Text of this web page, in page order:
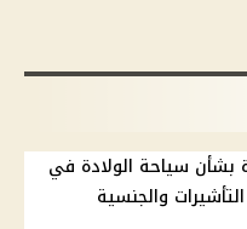
بشأن سياحة الولادة في
والجنسية